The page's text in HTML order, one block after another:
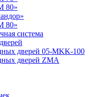
80»
80»
система
дверей 05-MKK-100
дверей ZMA